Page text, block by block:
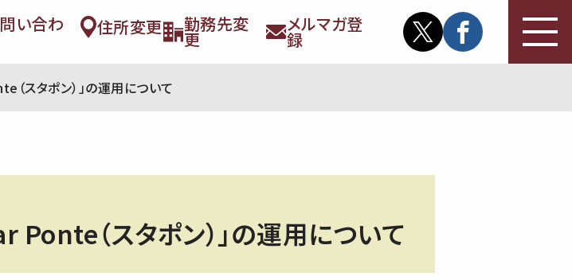
い合わ 住所変更 勤務先変
更
メルマガ登
録
スタポン）」の運用について
（スタポン）」の運用について